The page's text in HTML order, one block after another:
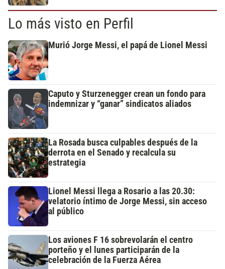
Lo más visto en Perfil
Murió Jorge Messi, el papá de Lionel Messi
Caputo y Sturzenegger crean un fondo para
indemnizar y “ganar” sindicatos aliados
La Rosada busca culpables después de la
derrota en el Senado y recalcula su
estrategia
Lionel Messi llega a Rosario a las 20.30:
velatorio íntimo de Jorge Messi, sin acceso
al público
Los aviones F 16 sobrevolarán el centro
porteño y el lunes participarán de la
celebración de la Fuerza Aérea